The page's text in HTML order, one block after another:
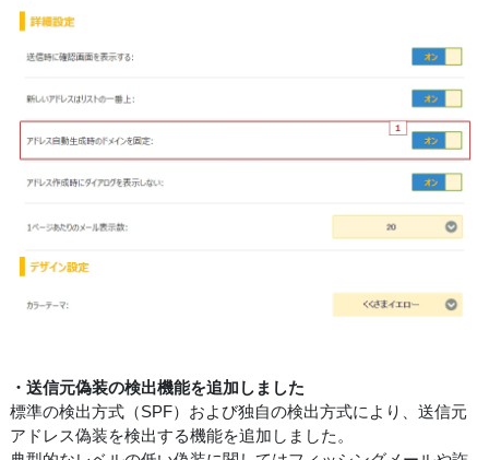
・送信元偽装の検出機能を追加しました
標準の検出方式（SPF）および独自の検出方式により、送信元
アドレス偽装を検出する機能を追加しました。